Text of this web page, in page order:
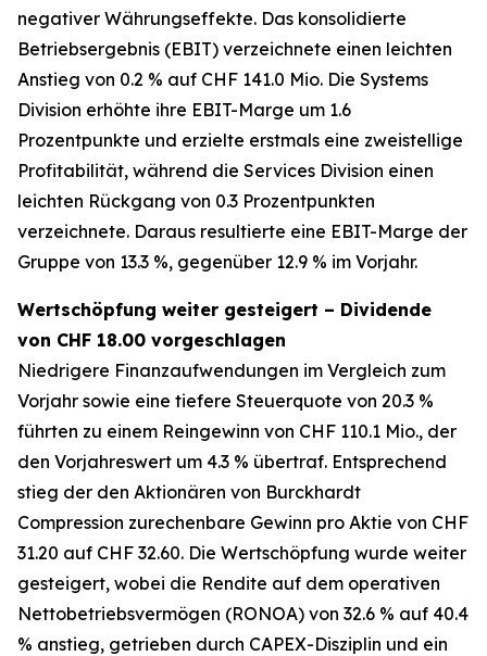
negativer Währungseffekte. Das konsolidierte
Betriebsergebnis (EBIT) verzeichnete einen leichten
Anstieg von 0.2 % auf CHF 141.0 Mio. Die Systems
Division erhöhte ihre EBIT-Marge um 1.6
Prozentpunkte und erzielte erstmals eine zweistellige
Profitabilität, während die Services Division einen
leichten Rückgang von 0.3 Prozentpunkten
verzeichnete. Daraus resultierte eine EBIT-Marge der
Gruppe von 13.3 %, gegenüber 12.9 % im Vorjahr.
Wertschöpfung weiter gesteigert – Dividende
von CHF 18.00 vorgeschlagen
Niedrigere Finanzaufwendungen im Vergleich zum
Vorjahr sowie eine tiefere Steuerquote von 20.3 %
führten zu einem Reingewinn von CHF 110.1 Mio., der
den Vorjahreswert um 4.3 % übertraf. Entsprechend
stieg der den Aktionären von Burckhardt
Compression zurechenbare Gewinn pro Aktie von CHF
31.20 auf CHF 32.60. Die Wertschöpfung wurde weiter
gesteigert, wobei die Rendite auf dem operativen
Nettobetriebsvermögen (RONOA) von 32.6 % auf 40.4
% anstieg, getrieben durch CAPEX-Disziplin und ein